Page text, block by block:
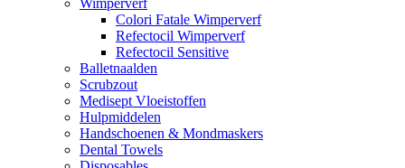
Colori Fatale Wimperverf
Refectocil Wimperverf
Refectocil Sensitive
Balletnaalden
Scrubzout
Medisept Vloeistoffen
Hulpmiddelen
Handschoenen & Mondmaskers
Dental Towels